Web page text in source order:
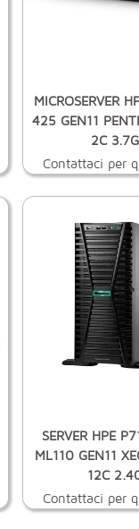
MICROSERVER
425 GEN11
2C
Contattaci per
SERVER HPE
ML110 GEN11
12C
Contattaci per